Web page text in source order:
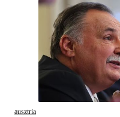
ausztria